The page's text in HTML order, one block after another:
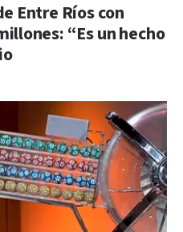
Entre Ríos con
“Es un hecho